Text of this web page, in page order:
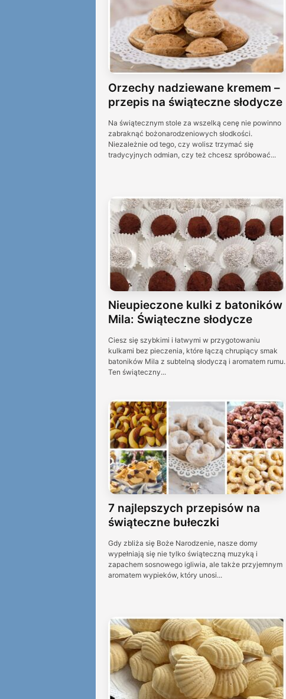
Orzechy nadziewane kremem –
przepis na świąteczne słodycze
Na świątecznym stole za wszelką cenę nie powinno
zabraknąć bożonarodzeniowych słodkości.
Niezależnie od tego, czy wolisz trzymać się
tradycyjnych odmian, czy też chcesz spróbować...
Nieupieczone kulki z batoników
Mila: Świąteczne słodycze
Ciesz się szybkimi i łatwymi w przygotowaniu
kulkami bez pieczenia, które łączą chrupiący smak
batoników Mila z subtelną słodyczą i aromatem rumu.
Ten świąteczny...
7 najlepszych przepisów na
świąteczne bułeczki
Gdy zbliża się Boże Narodzenie, nasze domy
wypełniają się nie tylko świąteczną muzyką i
zapachem sosnowego igliwia, ale także przyjemnym
aromatem wypieków, który unosi...